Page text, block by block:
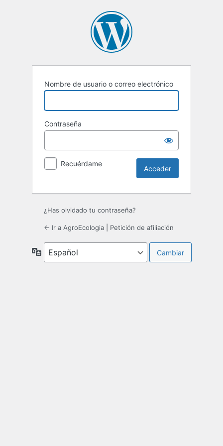
Nombre de usuario o correo electrónico
Contraseña
Recuérdame
¿Has olvidado tu contraseña?
← Ir a AgroEcologia Petición de afiliación
Idioma